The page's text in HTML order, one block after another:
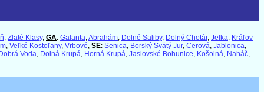
, Zlaté Klasy, GA: Galanta,Abrahám, Dolné Saliby, Dolný Chotár, Jelka, Kráľov
, Veľké Kostoľany, Vrbové, SE: Senica, Borský Svätý Jur, Cerová, Jablonica,
Dobrá Voda, Dolná Krupá, Horná Krupá, Jaslovské Bohunice, Košolná, Naháč,